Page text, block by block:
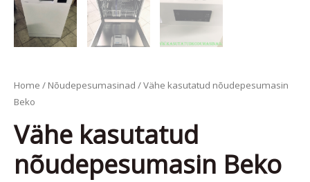
Home / Nõudepesumasinad / Vähe kasutatud nõudepesumasin
Beko
Vähe kasutatud
nõudepesumasin Beko